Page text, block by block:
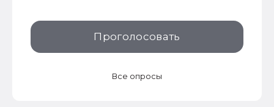
Проголосовать
Все опросы